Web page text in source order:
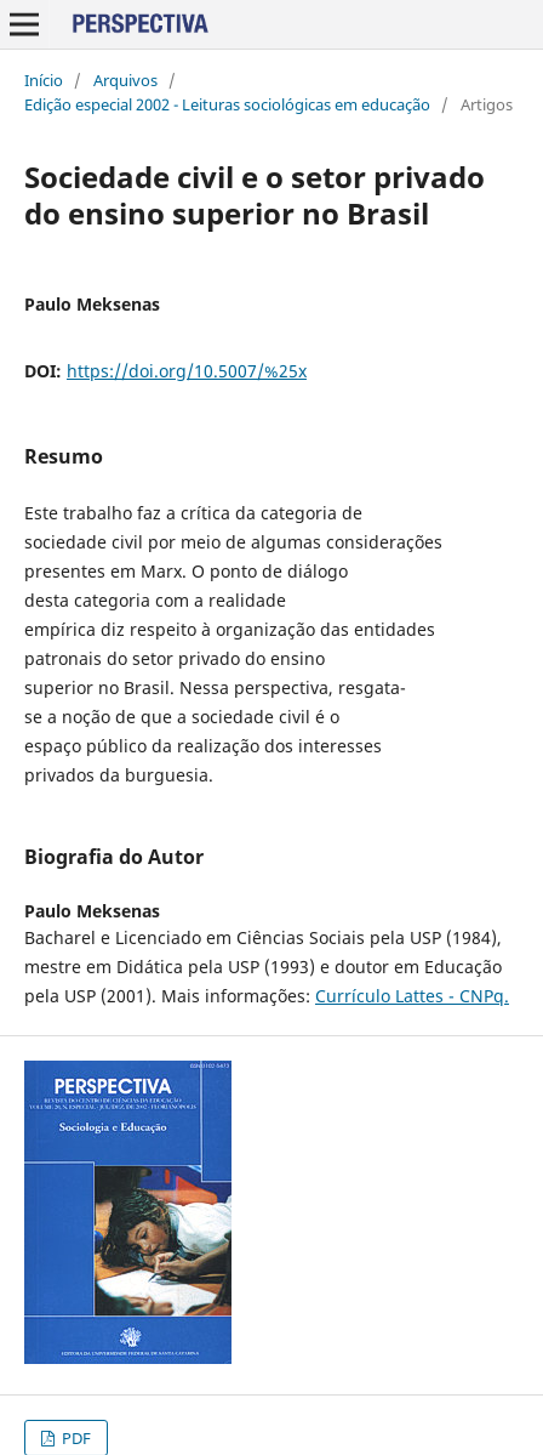
Início / Arquivos /
Edição especial 2002 - Leituras sociológicas em educação / Artigos
Sociedade civil e o setor privado
do ensino superior no Brasil
Paulo Meksenas
DOI: https://doi.org/10.5007/%25x
Resumo
Este trabalho faz a crítica da categoria de
sociedade civil por meio de algumas considerações
presentes em Marx. O ponto de diálogo
desta categoria com a realidade
empírica diz respeito à organização das entidades
patronais do setor privado do ensino
superior no Brasil. Nessa perspectiva, resgata-
se a noção de que a sociedade civil é o
espaço público da realização dos interesses
privados da burguesia.
Biografia do Autor
Paulo Meksenas
Bacharel e Licenciado em Ciências Sociais pela USP (1984),
mestre em Didática pela USP (1993) e doutor em Educação
pela USP (2001). Mais informações: Currículo Lattes - CNPq.
PDF